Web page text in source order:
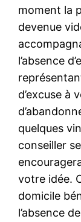
moment la
devenue
l’absence
d’excuse à
quelques
conseiller
votre idée.
domicile
l’absence